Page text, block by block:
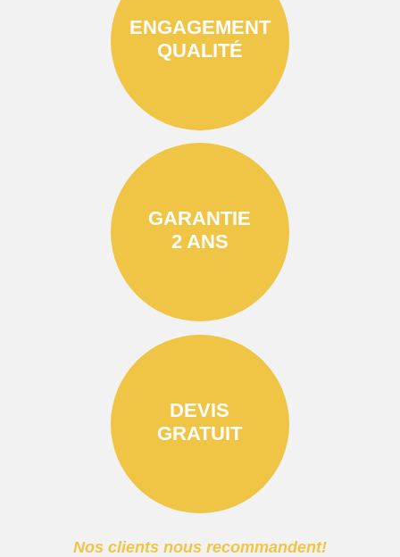
ENGAGEMENT
QUALITÉ
GARANTIE
2 ANS
DEVIS
GRATUIT
Nos clients nous recommandent!